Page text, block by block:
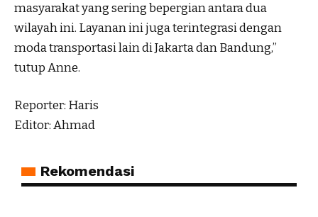
masyarakat yang sering bepergian antara dua
wilayah ini. Layanan ini juga terintegrasi dengan
moda transportasi lain di Jakarta dan Bandung,”
tutup Anne.
Reporter: Haris
Editor: Ahmad
Rekomendasi